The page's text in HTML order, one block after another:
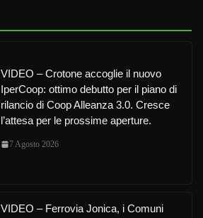
VIDEO – Crotone accoglie il nuovo
IperCoop: ottimo debutto per il piano di
rilancio di Coop Alleanza 3.0. Cresce
l’attesa per le prossime aperture.
7 Agosto 2026
VIDEO – Ferrovia Jonica, i Comuni